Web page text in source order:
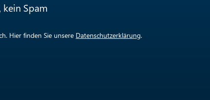
Spam
Hier finden Sie unsere Datenschutzerklärung.